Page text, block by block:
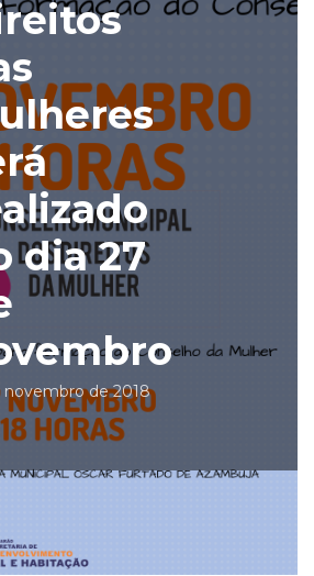
dia 27
novembro de 2018